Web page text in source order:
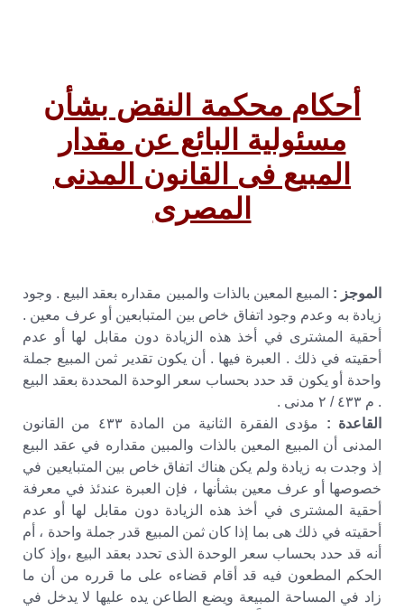
أحكام محكمة النقض بشأن
مسئولية البائع عن مقدار
المبيع فى القانون المدنى
المصرى
الموجز : المبيع المعين بالذات والمبين مقداره بعقد البيع . وجود
زيادة به وعدم وجود اتفاق خاص بين المتبابعين أو عرف معين .
أحقية المشترى في أخذ هذه الزيادة دون مقابل لها أو عدم
أحقيته في ذلك . العبرة فيها . أن يكون تقدير ثمن المبيع جملة
واحدة أو يكون قد حدد بحساب سعر الوحدة المحددة بعقد البيع
. م ٤٣٣ / ٢ مدنى .
القاعدة :
مؤدى الفقرة الثانية من المادة ٤٣٣ من القانون
المدنى أن المبيع المعين بالذات والمبين مقداره في عقد البيع
إذ وجدت به زيادة ولم يكن هناك اتفاق خاص بين المتبايعين في
خصوصها أو عرف معين بشأنها ، فإن العبرة عندئذ في معرفة
أحقية المشترى في أخذ هذه الزيادة دون مقابل لها أو عدم
أحقيته في ذلك هى بما إذا كان ثمن المبيع قدر جملة واحدة ، أم
أنه قد حدد بحساب سعر الوحدة الذى تحدد بعقد البيع ،وإذ كان
الحكم المطعون فيه قد أقام قضاءه على ما قرره من أن ما
زاد في المساحة المبيعة ويضع الطاعن يده عليها لا يدخل في